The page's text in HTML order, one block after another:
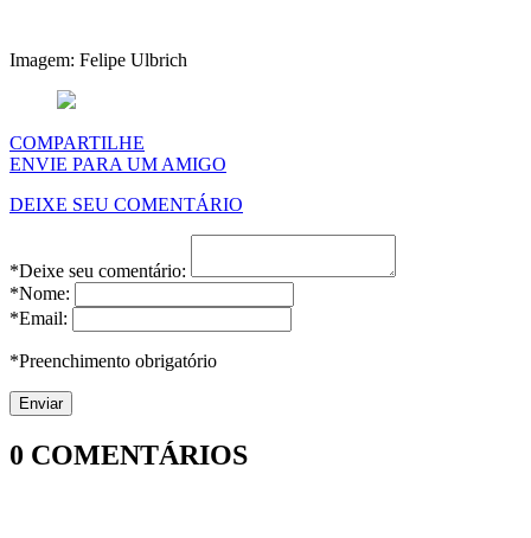
Imagem: Felipe Ulbrich
COMPARTILHE
ENVIE PARA UM AMIGO
DEIXE SEU COMENTÁRIO
*Deixe seu comentário:
*Nome:
*Email:
*Preenchimento obrigatório
0 COMENTÁRIOS